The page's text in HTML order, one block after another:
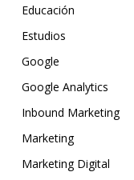
Educación
Estudios
Google
Google Analytics
Inbound Marketing
Marketing
Marketing Digital